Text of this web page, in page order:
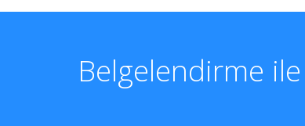
Belgelendirme